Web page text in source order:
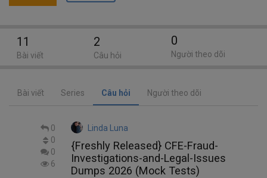
Bài viết Series Câu hỏi Người theo dõi
0
0
0
6
Linda Luna
{Freshly Released} CFE-Fraud-
Investigations-and-Legal-Issues
Dumps 2026 (Mock Tests)
11
Bài viết
2
Câu hỏi
0
Người theo dõi